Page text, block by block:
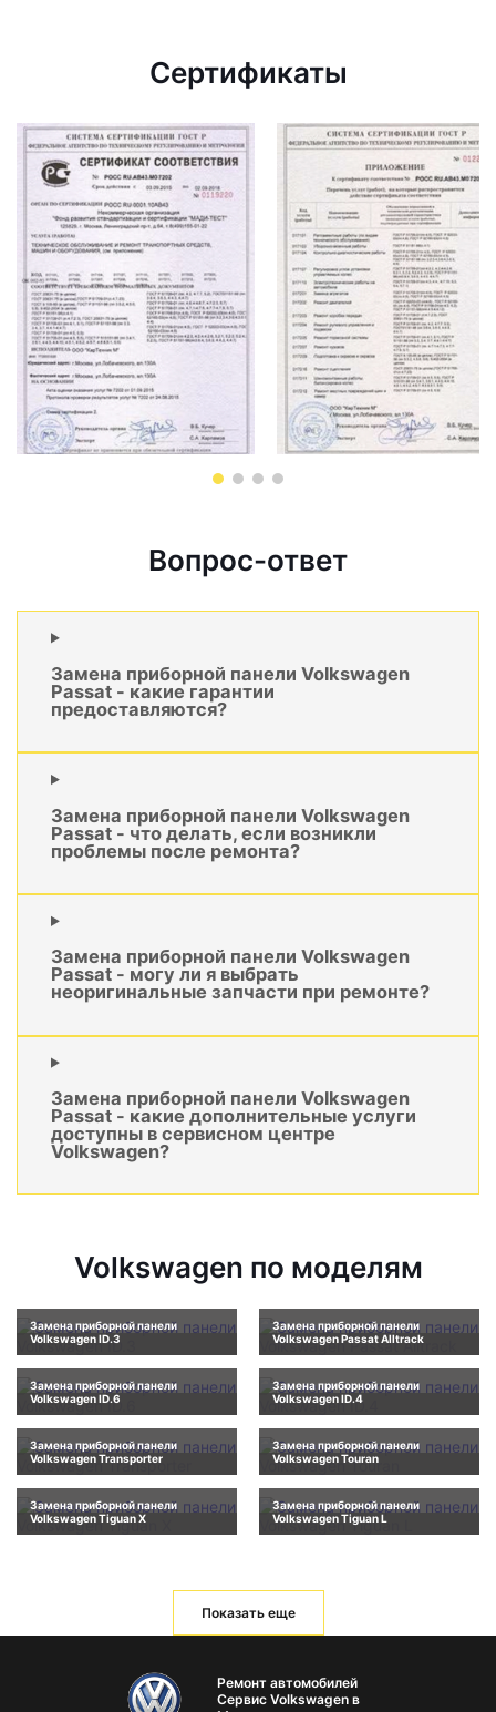
Сертификаты
Вопрос-ответ
Замена приборной панели Volkswagen
Passat - какие гарантии
предоставляются?
Замена приборной панели Volkswagen
Passat - что делать, если возникли
проблемы после ремонта?
Замена приборной панели Volkswagen
Passat - могу ли я выбрать
неоригинальные запчасти при ремонте?
Замена приборной панели Volkswagen
Passat - какие дополнительные услуги
доступны в сервисном центре
Volkswagen?
Volkswagen по моделям
Замена приборной панели
Volkswagen ID.3
Замена приборной панели
Volkswagen Passat Alltrack
Замена приборной панели
Volkswagen ID.6
Замена приборной панели
Volkswagen ID.4
Замена приборной панели
Volkswagen Transporter
Замена приборной панели
Volkswagen Touran
Замена приборной панели
Volkswagen Tiguan X
Замена приборной панели
Volkswagen Tiguan L
Показать еще
Ремонт автомобилей
Сервис Volkswagen в